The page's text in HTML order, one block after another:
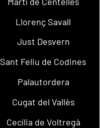
Llorenç Savall
Just Desvern
Sant Feliu de Codines
Palautordera
Cugat del Vallès
Cecília de Voltregà